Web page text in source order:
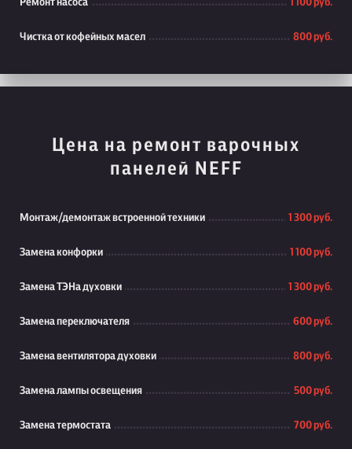
Ремонт насоса 1 100 руб.
Чистка от кофейных масел 800 руб.
Цена на ремонт варочных
панелей NEFF
Монтаж/демонтаж встроенной техники 1 300 руб.
Замена конфорки 1 100 руб.
Замена ТЭНа духовки 1 300 руб.
Замена переключателя 600 руб.
Замена вентилятора духовки 800 руб.
Замена лампы освещения 500 руб.
Замена термостата 700 руб.